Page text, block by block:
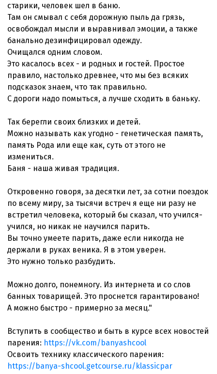
старики, человек шел в баню.
Там он смывал с себя дорожную пыль да грязь,
освобождал мысли и выравнивал эмоции, а также
банально дезинфицировал одежду.
Очищался одним словом.
Это касалось всех - и родных и гостей. Простое
правило, настолько древнее, что мы без всяких
подсказок знаем, что так правильно.
С дороги надо помыться, а лучше сходить в баньку.
Так берегли своих близких и детей.
Можно называть как угодно - генетическая память,
память Рода или еще как, суть от этого не
измениться.
Баня - наша живая традиция.
Откровенно говоря, за десятки лет, за сотни поездок
по всему миру, за тысячи встреч я еще ни разу не
встретил человека, который бы сказал, что учился-
учился, но никак не научился парить.
Вы точно умеете парить, даже если никогда не
держали в руках веника. Я в этом уверен.
Это нужно только разбудить.
Можно долго, понемногу. Из интернета и со слов
банных товарищей. Это проснется гарантировано!
А можно быстро - примерно за месяц."
Вступить в сообщество и быть в курсе всех новостей
парения: https://vk.com/banyashcool
Освоить технику классического парения:
https://banya-shcool.getcourse.ru/klassicpar